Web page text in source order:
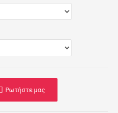
Ρωτήστε μας